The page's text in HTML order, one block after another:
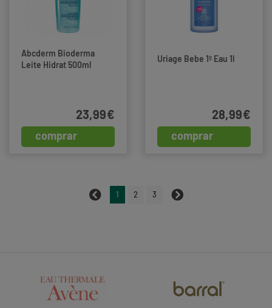
Abcderm Bioderma
Leite Hidrat 500ml
comprar
23,99€
Uriage Bebe 1º Eau 1l
comprar
28,99€
1 2 3